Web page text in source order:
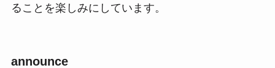
ることを楽しみにしています。
announce